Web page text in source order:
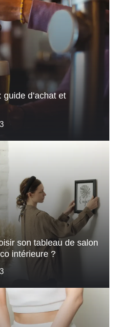
d’achat et
son tableau de salon
intérieure ?